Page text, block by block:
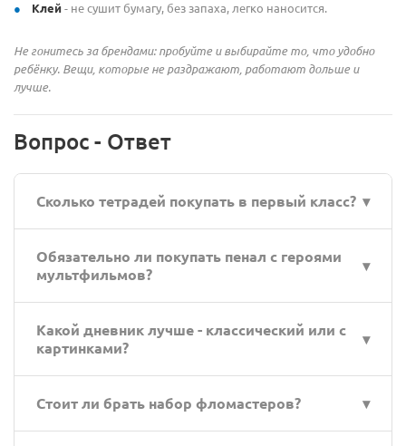
Клей - не сушит бумагу, без запаха, легко наносится.
Не гонитесь за брендами: пробуйте и выбирайте то, что удобно
ребёнку. Вещи, которые не раздражают, работают дольше и
лучше.
Вопрос - Ответ
Сколько тетрадей покупать в первый класс?
Этого достаточно на первое полугодие.
Обязательно ли покупать пенал с героями
мультфильмов?
отделениями, чтобы ребёнок не отвлекался.
Какой дневник лучше - классический или с
картинками?
сосредоточено на содержании, а не оформлении.
Стоит ли брать набор фломастеров?